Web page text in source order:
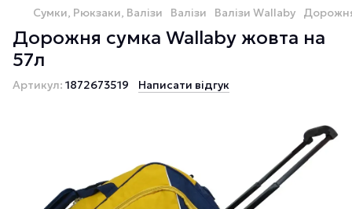
Сумки, Рюкзаки, Валізи Валізи Валізи Wallaby
Дорожня сумка Wallaby жовта на
57л
Артикул: 1872673519 Написати відгук